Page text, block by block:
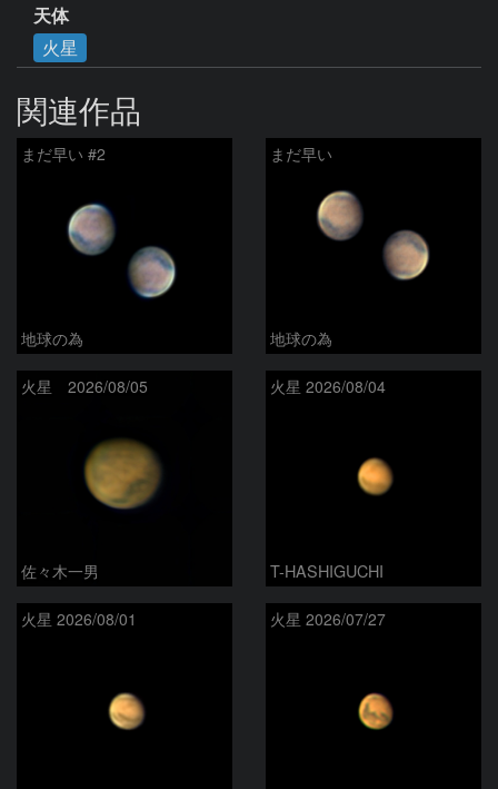
天体
火星
関連作品
まだ早い #2
地球の為
まだ早い
地球の為
火星 2026/08/05
佐々木一男
火星 2026/08/04
T-HASHIGUCHI
火星 2026/08/01 火星 2026/07/27